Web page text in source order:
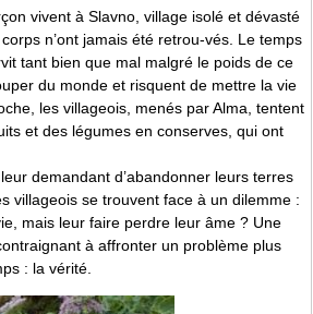
vivent à Slavno, village isolé et dévasté
n’ont jamais été retrou-vés. Le temps
tant bien que mal malgré le poids de ce
du monde et risquent de mettre la vie
les villageois, menés par Alma, tentent
et des légumes en conserves, qui ont
demandant d’abandonner leurs terres
villageois se trouvent face à un dilemme :
mais leur faire perdre leur âme ? Une
à affronter un problème plus
: la vérité.